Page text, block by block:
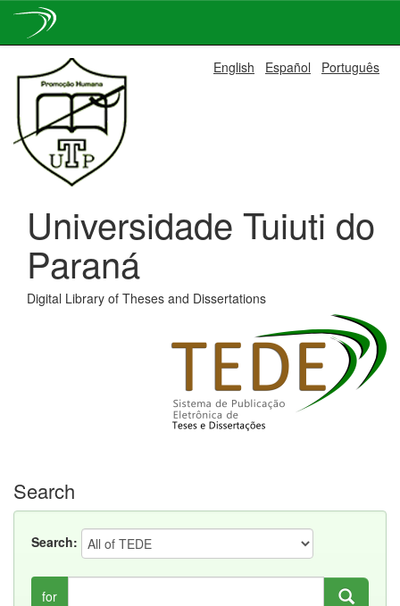
navigation
English Español Português
Universidade Tuiuti do
Paraná
Digital Library of Theses and Dissertations
Search
Search:
for